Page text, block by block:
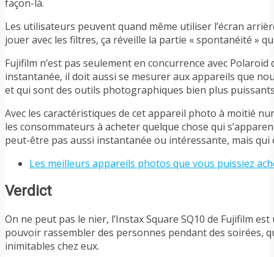
façon-là.
Les utilisateurs peuvent quand même utiliser l’écran
jouer avec les filtres, ça réveille la partie « spontanéité »
Fujifilm n’est pas seulement en concurrence avec Polaroid
instantanée, il doit aussi se mesurer aux appareils que
et qui sont des outils photographiques bien plus
Avec les caractéristiques de cet appareil photo à moitié
les consommateurs à acheter quelque chose qui
peut-être pas aussi instantanée ou intéressante, mais
Les meilleurs appareils photos que vous puissiez
Verdict
On ne peut pas le nier, l’Instax Square SQ10 de Fujifilm
pouvoir rassembler des personnes pendant des soirées,
inimitables chez eux.